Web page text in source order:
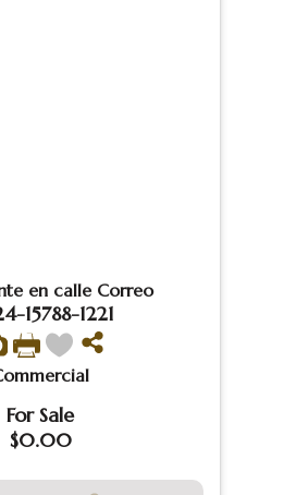
en calle Correo
15788-1221
For Sale
$0.00